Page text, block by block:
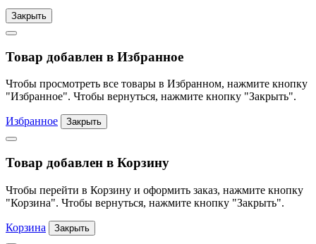
Закрыть
Товар добавлен в Избранное
Чтобы просмотреть все товары в Избранном, нажмите кнопку
"Избранное". Чтобы вернуться, нажмите кнопку "Закрыть".
Избранное Закрыть
Товар добавлен в Корзину
Чтобы перейти в Корзину и оформить заказ, нажмите кнопку
"Корзина". Чтобы вернуться, нажмите кнопку "Закрыть".
Корзина Закрыть